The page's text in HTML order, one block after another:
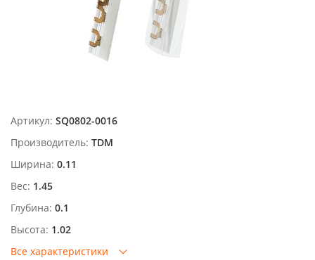
Артикул: SQ0802-0016
Производитель: TDM
Ширина: 0.11
Вес: 1.45
Глубина: 0.1
Высота: 1.02
Все характеристики